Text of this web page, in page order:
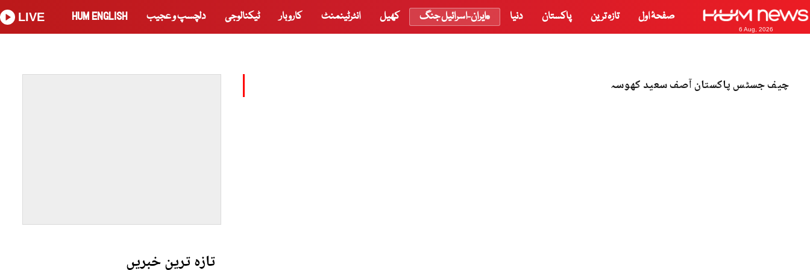
6 Aug, 2026
صفحۂ اول تازہ ترین پاکستان دنیا ایران-اسرائیل جنگ کھیل انٹرٹینمنٹ کاروبار ٹیکنالوجی دلچسپ و عجیب HUM ENGLISH
LIVE
چیف جسٹس پاکستان آصف سعید کھوسہ
تازہ ترین خبریں